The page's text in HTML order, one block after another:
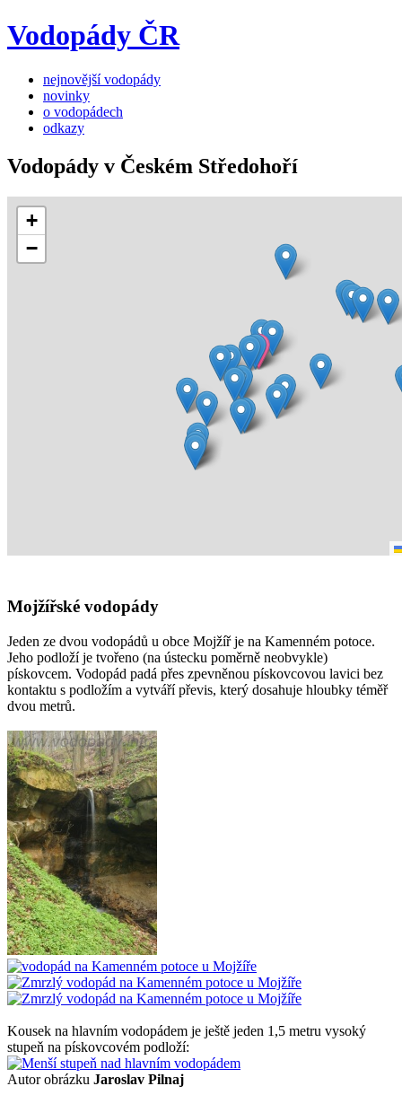
Vodopády ČR
nejnovější vodopády
novinky
o vodopádech
odkazy
Vodopády v Českém Středohoří
+
−
Mojžířské vodopády
Jeden ze dvou vodopádů u obce Mojžíř je na Kamenném potoce.
Jeho podloží je tvořeno (na ústecku poměrně neobvykle)
pískovcem. Vodopád padá přes zpevněnou pískovcovou lavici bez
kontaktu s podložím a vytváří převis, který dosahuje hloubky téměř
dvou metrů.
Kousek na hlavním vodopádem je ještě jeden 1,5 metru vysoký
stupeň na pískovcovém podloží:
Autor obrázku Jaroslav Pilnaj